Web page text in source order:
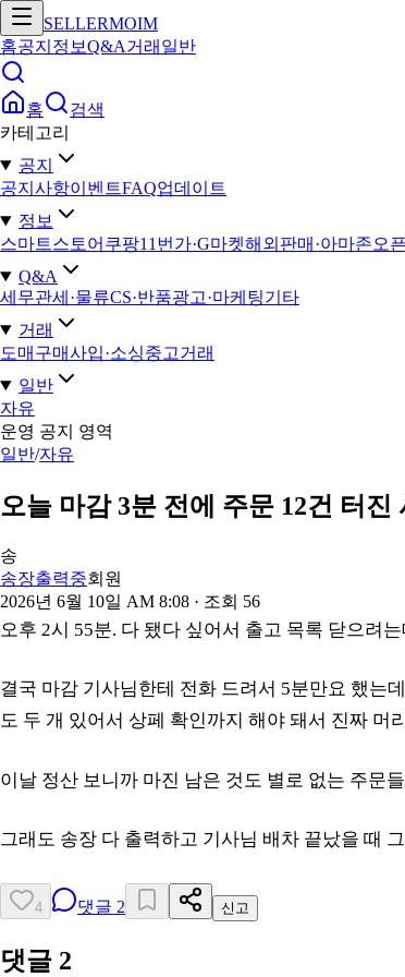
SELLERMOIM
홈공지 정보Q&A거래 일반
홈
검색
카테고리
공지
공지사항이벤트FAQ업데이트
정보
스마트스토어 쿠팡11번가·G마켓해외판매·아마존오
Q&A
세무관세·물류CS·반품광고·마케팅기타
거래
도매구매사입·소싱중고거래
일반
자유
운영 공지 영역
일반/자유
오늘 마감 3분 전에 주문 12건 터진
송
송장출력중회원
2026년 6월 10일 AM 8:08 · 조회 56
오후 2시 55분. 다 됐다 싶어서 출고 목록 닫으려
결국 마감 기사님한테 전화 드려서 5분만요 했는
도 두 개 있어서 상페 확인까지 해야 돼서 진짜 머
이날 정산 보니까 마진 남은 것도 별로 없는 주문
그래도 송장 다 출력하고 기사님 배차 끝났을 때
4 댓글 2 신고
댓글 2